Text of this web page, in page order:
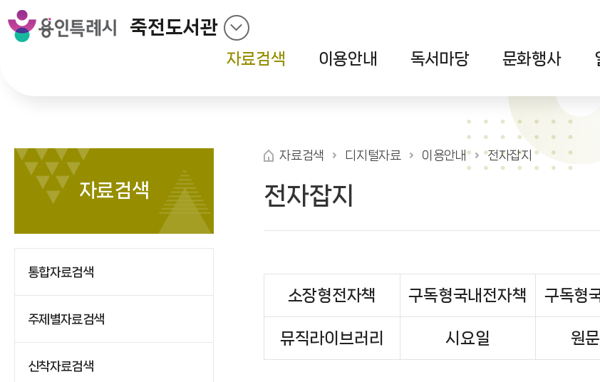
죽전도서관
자료검색 이용안내 독서마당 문화행사
자료검색
통합자료검색
주제별자료검색
신착자료검색
자료검색 디지털자료 이용안내 전자잡지
전자잡지
소장형전자책 구독형국내전자책 구독형
뮤직라이브러리 시요일 원